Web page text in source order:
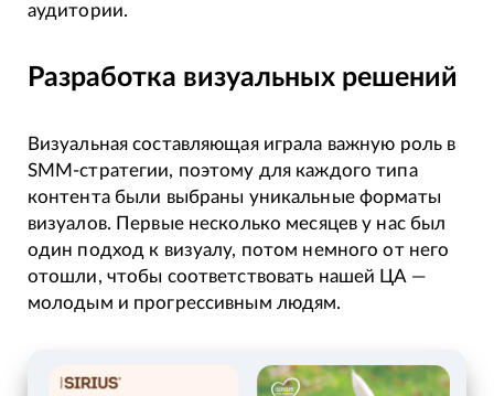
аудитории.
Разработка визуальных решений
Визуальная составляющая играла важную роль в
SMM-стратегии, поэтому для каждого типа
контента были выбраны уникальные форматы
визуалов. Первые несколько месяцев у нас был
один подход к визуалу, потом немного от него
отошли, чтобы соответствовать нашей ЦА —
молодым и прогрессивным людям.